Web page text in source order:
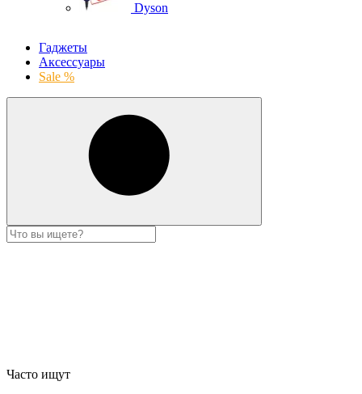
Dyson
Гаджеты
Аксессуары
Sale %
Часто ищут